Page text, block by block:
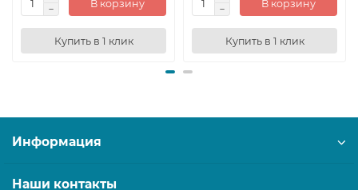
В корзину
Купить в 1 клик
В корзину
Купить в 1 клик
Информация
Наши контакты